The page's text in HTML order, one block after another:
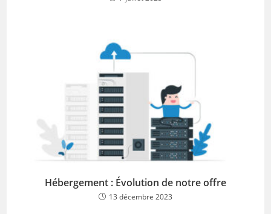
Hébergement : Évolution de notre offre
13 décembre 2023